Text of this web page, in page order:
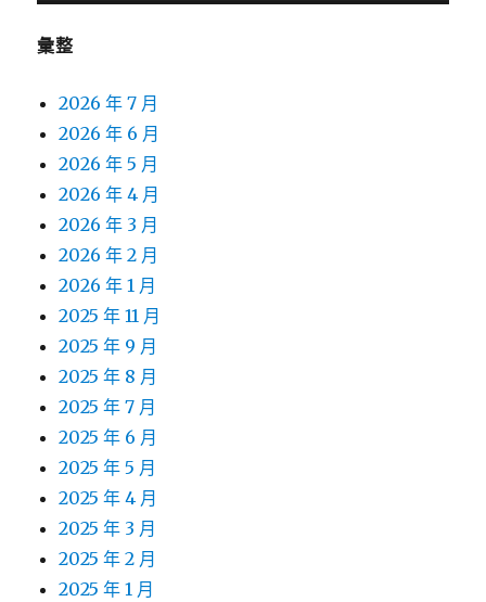
彙整
2026 年 7 月
2026 年 6 月
2026 年 5 月
2026 年 4 月
2026 年 3 月
2026 年 2 月
2026 年 1 月
2025 年 11 月
2025 年 9 月
2025 年 8 月
2025 年 7 月
2025 年 6 月
2025 年 5 月
2025 年 4 月
2025 年 3 月
2025 年 2 月
2025 年 1 月